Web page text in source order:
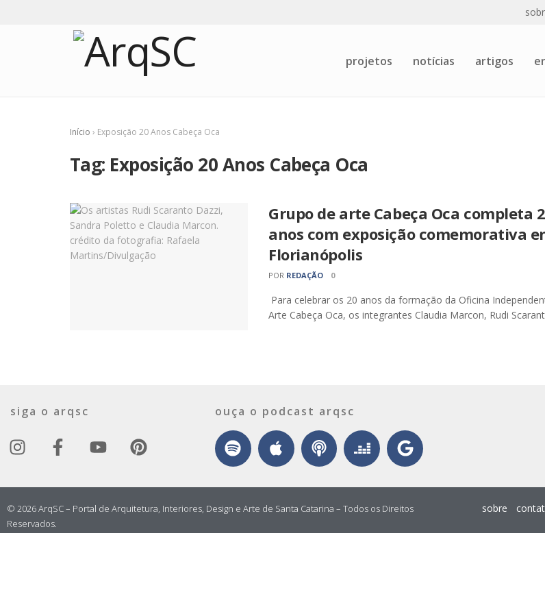
projetos notícias artigos
Início › Exposição 20 Anos Cabeça Oca
Tag: Exposição 20 Anos Cabeça Oca
Grupo de arte Cabeça Oca completa
anos com exposição comemorativa
Florianópolis
POR REDAÇÃO 0
Para celebrar os 20 anos da formação da Oficina
Arte Cabeça Oca, os integrantes Claudia Marcon, Rudi
siga o arqsc ouça o podcast arqsc
© 2026 ArqSC – Portal de Arquitetura, Interiores, Design e Arte de Santa Catarina – Todos os Direitos
Reservados.
sobre